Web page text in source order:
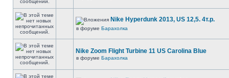
Nike Hyperdunk 2013, US 12,5. 4т.р.
в форуме Барахолка
Nike Zoom Flight Turbine 11 US Carolina Blue
в форуме Барахолка